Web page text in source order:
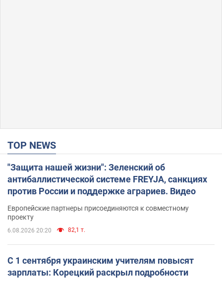
TOP NEWS
"Защита нашей жизни": Зеленский об
антибаллистической системе FREYJA, санкциях
против России и поддержке аграриев. Видео
Европейские партнеры присоединяются к совместному
проекту
6.08.2026 20:20 82,1 т.
С 1 сентября украинским учителям повысят
зарплаты: Корецкий раскрыл подробности